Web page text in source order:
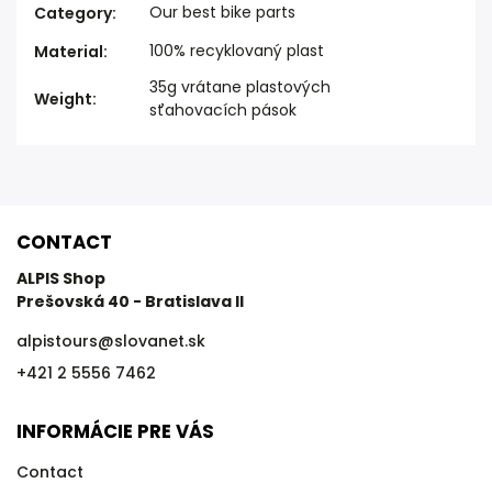
Category:
Our best bike parts
Material: 100% recyklovaný plast
Weight:
35g vrátane plastových
sťahovacích pások
CONTACT
ALPIS Shop
Prešovská 40 - Bratislava II
alpistours@slovanet.sk
+421 2 5556 7462
INFORMÁCIE PRE VÁS
Contact